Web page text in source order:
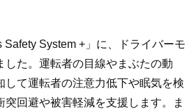
System +」に、ドライバーモ
した。運転者の目線やまぶたの動
して運転者の注意力低下や眠気を検
突回避や被害軽減を支援します。ま